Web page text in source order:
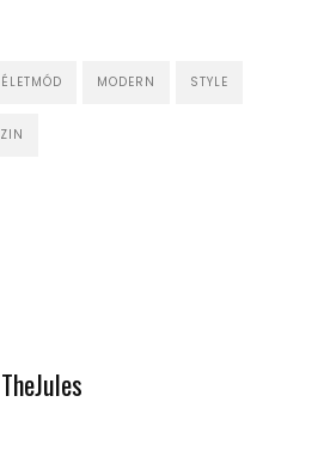
ÉLETMÓD MODERN STYLE
TheJules